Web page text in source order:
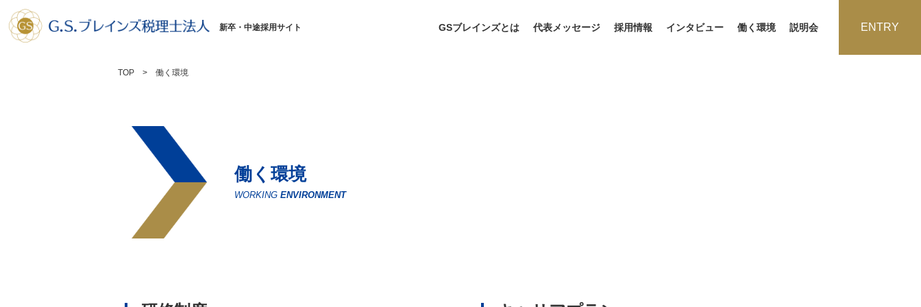
新卒・中途採用サイト ENTRY
GSブレインズとは 代表メッセージ 採用情報 インタビュー 働く環境 説明会
TOP 働く環境
働く環境
WORKING ENVIRONMENT